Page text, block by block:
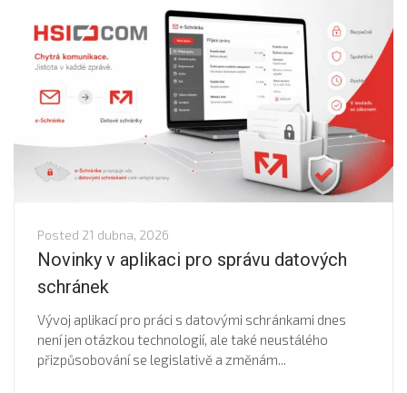
Posted 21 dubna, 2026
Novinky v aplikaci pro správu datových
schránek
Vývoj aplikací pro práci s datovými schránkami dnes
není jen otázkou technologií, ale také neustálého
přizpůsobování se legislativě a změnám...